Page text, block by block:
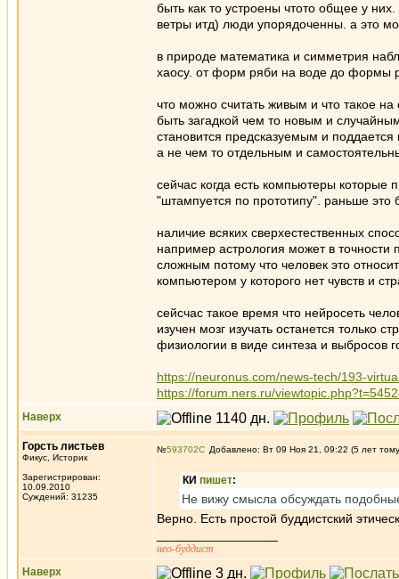
быть как то устроены чтото общее у
ветры итд) люди упорядоченны. а это
в природе математика и симметрия
хаосу. от форм ряби на воде до формы
что можно считать живым и что такое на
быть загадкой чем то новым и
становится предсказуемым и
а не чем то отдельным и
сейчас когда есть компьютеры которые
"штампуется по прототипу". раньше это
наличие всяких сверхестественных
например астрология может в точности
сложным потому что человек это
компьютером у которого нет чувств и
сейсчас такое время что нейросеть
изучен мозг изучать останется только
физиологии в виде синтеза и выбросов
https://neuronus.com/news-tech/193-
https://forum.ners.ru/
Наверх
Горсть листьев
Фикус, Историк
Зарегистрирован:
10.09.2010
Суждений: 31235
№593702 Добавлено: Вт 09 Ноя 21, 09:22 (5 лет
КИ пишет:
Не вижу смысла обсуждать
Верно. Есть простой буддистский
нео-буддист
Наверх